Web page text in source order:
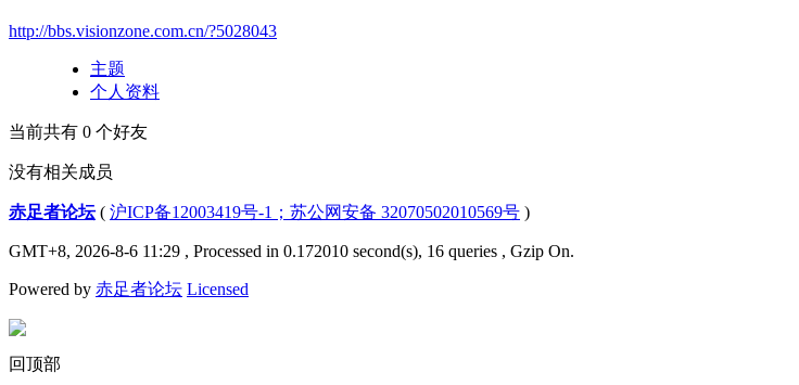
http://bbs.visionzone.com.cn/?5028043
主题
个人资料
当前共有 0 个好友
没有相关成员
赤足者论坛( 沪ICP备12003419号-1；苏公网安备 32070502010569号 )
GMT+8, 2026-8-6 11:29 , Processed in 0.172010 second(s), 16 queries , Gzip On.
Powered by 赤足者论坛 Licensed
回顶部